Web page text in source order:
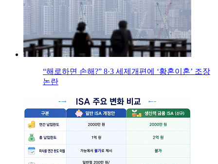
“해로하면 손해?” 8·3 세제개편에 ‘황혼이혼’ 조장
논란